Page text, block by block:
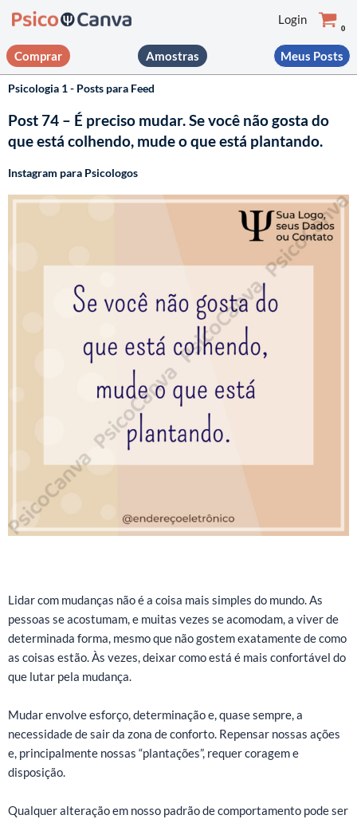
Pular
para
o
Login
0
Comprar Amostras Meus Posts
Psicologia 1 - Posts para Feed
Post 74 – É preciso mudar. Se você não gosta do
que está colhendo, mude o que está plantando.
Instagram para Psicologos
Lidar com mudanças não é a coisa mais simples do mundo. As
pessoas se acostumam, e muitas vezes se acomodam, a viver de
determinada forma, mesmo que não gostem exatamente de como
as coisas estão. Às vezes, deixar como está é mais confortável do
que lutar pela mudança.
Mudar envolve esforço, determinação e, quase sempre, a
necessidade de sair da zona de conforto. Repensar nossas ações
e, principalmente nossas “plantações”, requer coragem e
disposição.
Qualquer alteração em nosso padrão de comportamento pode ser